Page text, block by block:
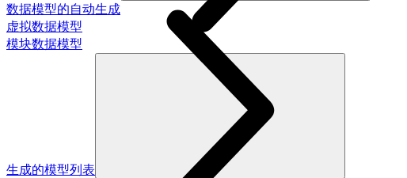
数据模型的自动生成
虚拟数据模型
模块数据模型
生成的模型列表